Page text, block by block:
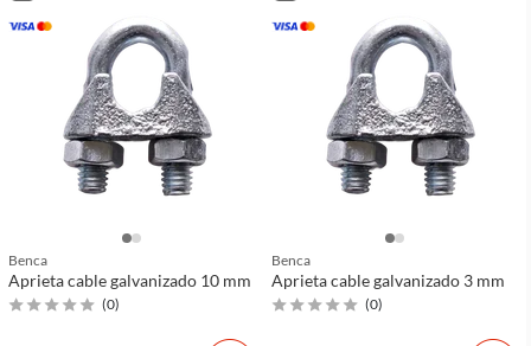
Benca
Aprieta cable galvanizado 10 mm
(0)
Benca
Aprieta cable galvanizado 3 mm
(0)